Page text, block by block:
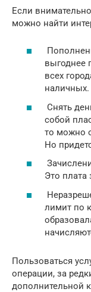
Если
можно найти
выгоднее
всех
наличных.
Снять
собой
то можно
Но
Это плата
лимит по
Пользоваться
операции, за
дополнительной